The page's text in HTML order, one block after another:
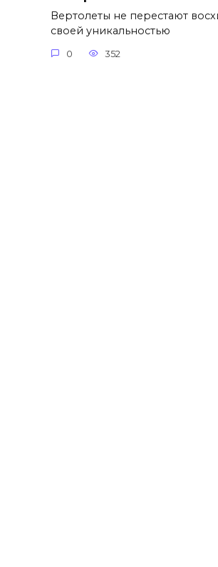
Вертолеты не перестают
своей уникальностью
0 352